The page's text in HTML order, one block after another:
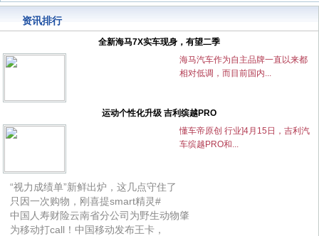
为妻买900坪地种菜，却“活活气死”
资讯排行
全新海马7X实车现身，有望二季
海马汽车作为自主品牌一直以来都
相对低调，而目前国内...
运动个性化升级 吉利缤越PRO
懂车帝原创 行业]4月15日，吉利汽
车缤越PRO和...
“视力成绩单”新鲜出炉，这几点守住了
只因一次购物，刚喜提smart精灵#
中国人寿财险云南省分公司为野生动物肇
为移动打call！中国移动发布王卡，